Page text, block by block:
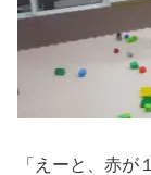
「えーと、赤が